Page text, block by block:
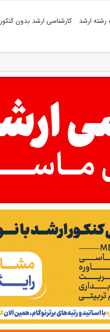
رشته ارشد کارشناسی ارشد بدون کنکور